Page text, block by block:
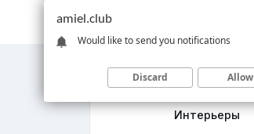
Главная
Интерьеры
amiel.club
Would like to send you notifications
Discard Allow